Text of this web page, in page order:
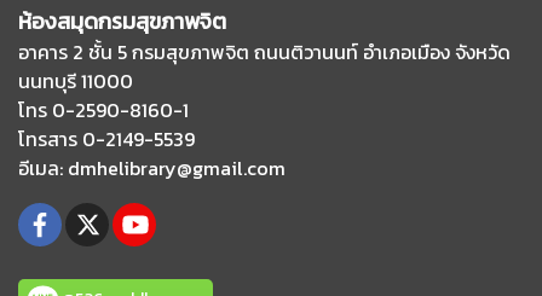
ห้องสมุดกรมสุขภาพจิต
อาคาร 2 ชั้น 5 กรมสุขภาพจิต ถนนติวานนท์ อำเภอเมือง จังหวัด
นนทบุรี 11000
โทร 0-2590-8160-1
โทรสาร 0-2149-5539
อีเมล: dmhelibrary@gmail.com